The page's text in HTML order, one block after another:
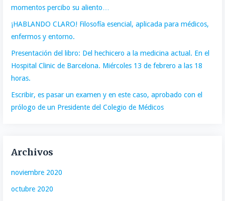
momentos percibo su aliento…
¡HABLANDO CLARO! Filosofía esencial, aplicada para médicos,
enfermos y entorno.
Presentación del libro: Del hechicero a la medicina actual. En el
Hospital Clinic de Barcelona. Miércoles 13 de febrero a las 18
horas.
Escribir, es pasar un examen y en este caso, aprobado con el
prólogo de un Presidente del Colegio de Médicos
Archivos
noviembre 2020
octubre 2020